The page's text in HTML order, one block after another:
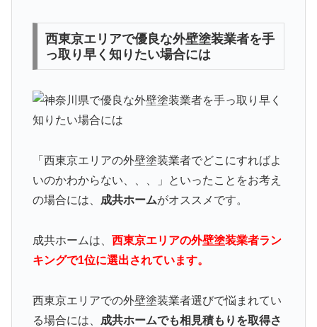
西東京エリアで優良な外壁塗装業者を手
っ取り早く知りたい場合には
「西東京エリアの外壁塗装業者でどこにすればよ
いのかわからない、、、」といったことをお考え
の場合には、 成共ホームがオススメです。
成共ホームは、 西東京エリアの外壁塗装業者ラン
キングで1位に選出されています。
西東京エリアでの外壁塗装業者選びで悩まれてい
る場合には、 成共ホームでも相見積もりを取得さ